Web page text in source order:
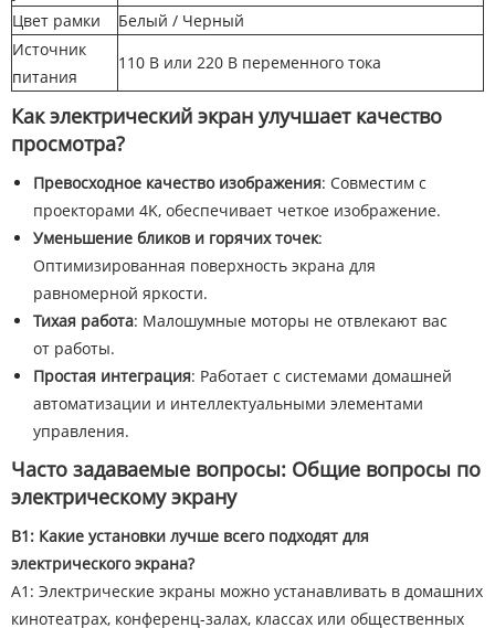
Цвет рамки
Белый / Черный
Источник
питания
110 В или 220 В переменного тока
Как электрический экран улучшает качество
просмотра?
Превосходное качество изображения: Совместим с
проекторами 4K, обеспечивает четкое изображение.
Уменьшение бликов и горячих точек:
Оптимизированная поверхность экрана для
равномерной яркости.
Тихая работа: Малошумные моторы не отвлекают вас
от работы.
Простая интеграция: Работает с системами домашней
автоматизации и интеллектуальными элементами
управления.
Часто задаваемые вопросы: Общие вопросы по
электрическому экрану
В1: Какие установки лучше всего подходят для
электрического экрана?
A1: Электрические экраны можно устанавливать в домашних
кинотеатрах, конференц-залах, классах или общественных